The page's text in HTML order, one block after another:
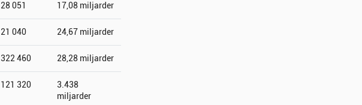
28 051 17,08 miljarder
21 040 24,67 miljarder
322 460 28,28 miljarder
121 320
3.438
miljarder